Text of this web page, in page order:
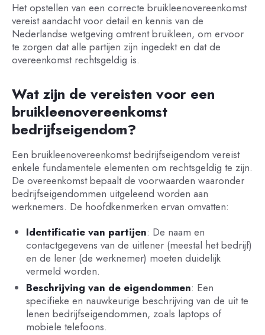
Het opstellen van een correcte bruikleenovereenkomst
vereist aandacht voor detail en kennis van de
Nederlandse wetgeving omtrent bruikleen, om ervoor
te zorgen dat alle partijen zijn ingedekt en dat de
overeenkomst rechtsgeldig is.
Wat zijn de vereisten voor een
bruikleenovereenkomst
bedrijfseigendom?
Een bruikleenovereenkomst bedrijfseigendom vereist
enkele fundamentele elementen om rechtsgeldig te zijn.
De overeenkomst bepaalt de voorwaarden waaronder
bedrijfseigendommen uitgeleend worden aan
werknemers. De hoofdkenmerken ervan omvatten:
Identificatie van partijen: De naam en
contactgegevens van de uitlener (meestal het bedrijf)
en de lener (de werknemer) moeten duidelijk
vermeld worden.
Beschrijving van de eigendommen: Een
specifieke en nauwkeurige beschrijving van de uit te
lenen bedrijfseigendommen, zoals laptops of
mobiele telefoons.